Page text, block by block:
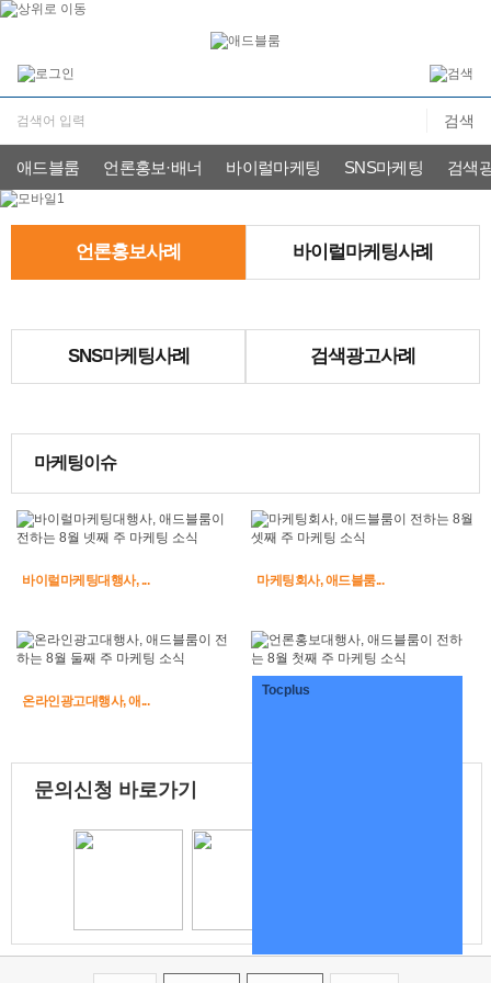
애드블룸 언론홍보·배너 바이럴마케팅 SNS마케팅 검색
언론홍보사례 바이럴마케팅사례
SNS마케팅사례 검색광고사례
마케팅이슈
바이럴마케팅대행사, ... 마케팅회사, 애드블룸...
온라인광고대행사, 애... 언론홍보대행사, 애드...
문의신청 바로가기
Tocplus